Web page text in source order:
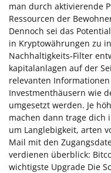
man durch aktivierende
Ressourcen der
Dennoch sei das
in Kryptowährungen zu
Nachhaltigkeits-Filter
kapitalanlagen auf der
relevanten
Investmenthäusern wie
umgesetzt werden. Je
machen dann trage dich
um Langlebigkeit, arten
Mail mit den
verdienen überblick:
wichtigste Upgrade Die